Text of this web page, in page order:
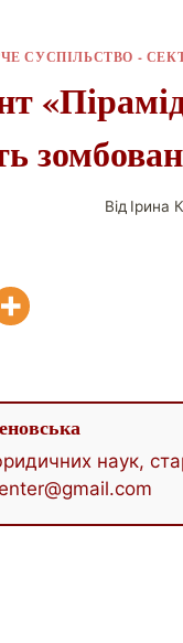
СУСПІЛЬСТВО -
Від Ірина
наук,